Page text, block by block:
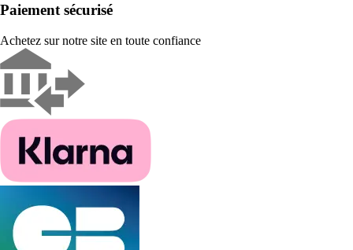
Paiement sécurisé
Achetez sur notre site en toute confiance